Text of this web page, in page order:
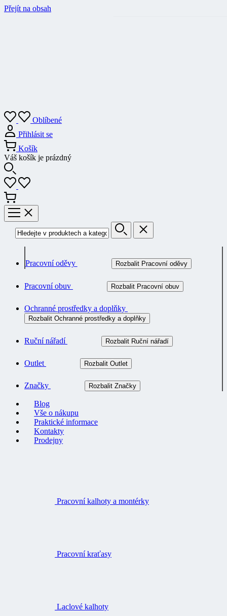
Přejít na obsah
Oblíbené
Přihlásit se
Košík
Váš košík je prázdný
Pracovní oděvy Rozbalit Pracovní oděvy
Pracovní obuv Rozbalit Pracovní obuv
Ochranné prostředky a doplňky
Rozbalit Ochranné prostředky a doplňky
Ruční nářadí Rozbalit Ruční nářadí
Outlet Rozbalit Outlet
Značky Rozbalit Značky
Blog
Vše o nákupu
Praktické informace
Kontakty
Prodejny
Pracovní kalhoty a montérky
Pracovní kraťasy
Laclové kalhoty